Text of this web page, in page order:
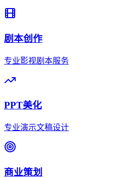
剧本创作
专业影视剧本服务
PPT美化
专业演示文稿设计
商业策划